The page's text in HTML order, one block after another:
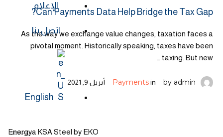
الإعلام
اتصل بنا
English
Energya KSA Steel by EKO
Can Payments Data Help Bridge the Tax Gap?
As the way we exchange value changes, taxation faces a
pivotal moment. Historically speaking, taxes have been
taxing. But new …
by admin
in
Payments أبريل 9, 2021
SEARCH